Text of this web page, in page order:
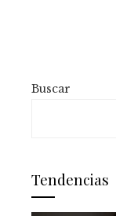
Buscar
Tendencias